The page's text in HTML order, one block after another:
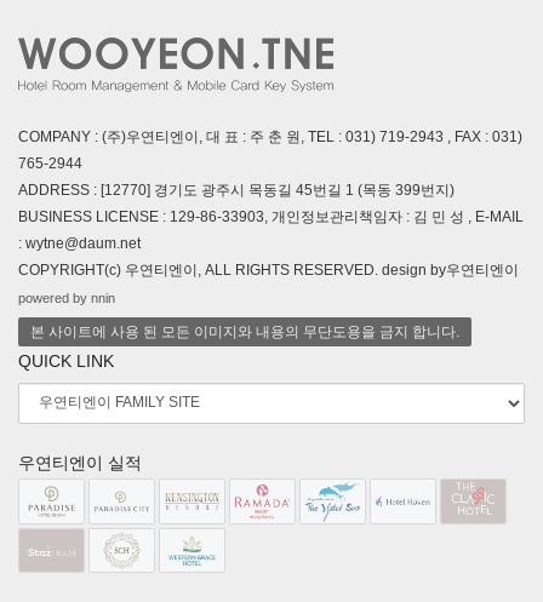
COMPANY : (주)우연티엔이, 대 표 : 주 춘 원, TEL : 031) 719-2943 , FAX : 031)
765-2944
ADDRESS : [12770] 경기도 광주시 목동길 45번길 1 (목동 399번지)
BUSINESS LICENSE : 129-86-33903, 개인정보관리책임자 : 김 민 성 , E-MAIL
: wytne@daum.net
COPYRIGHT(c) 우연티엔이, ALL RIGHTS RESERVED. design by우연티엔이
powered by nnin
본 사이트에 사용 된 모든 이미지와 내용의 무단도용을 금지 합니다.
QUICK LINK
우연티엔이 실적